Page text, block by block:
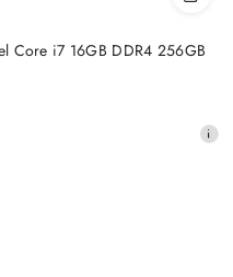
Core i7 16GB DDR4 256GB